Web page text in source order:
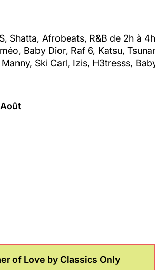
of Love by Classics Only
Shatta, Afrobeats, R&B de 2h à
Baby Dior, Raf 6, Katsu,
Ski Carl, Izis, H3tresss,